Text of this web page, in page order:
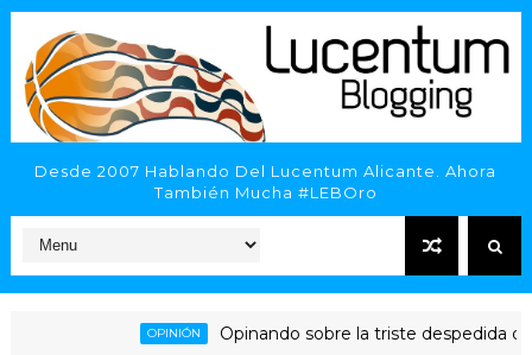
Desde 2007 Hablando Del Lucentum Alicante. Ahora
También Mucha #LEBOro
OPINIÓN Opinando sobre la triste despedida del